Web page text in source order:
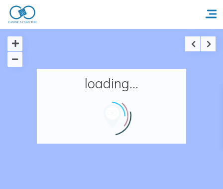
Accueil
Nos adresses en France
loading...